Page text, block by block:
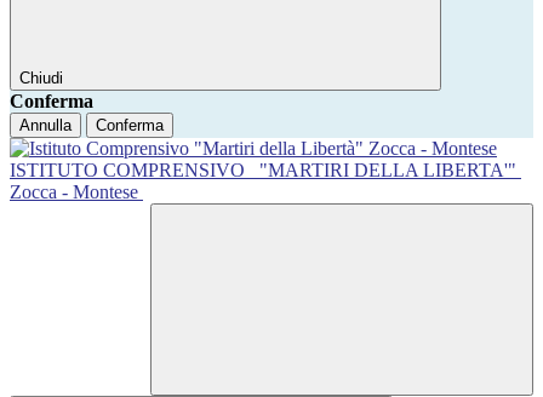
Chiudi
Conferma
Annulla Conferma
ISTITUTO COMPRENSIVO
"MARTIRI DELLA LIBERTA'"
Zocca - Montese